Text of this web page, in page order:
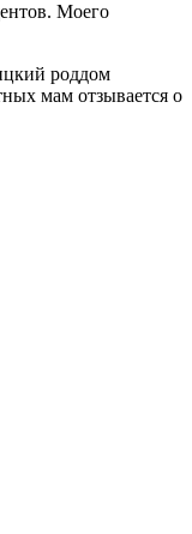
Моего
роддом
мам отзывается о